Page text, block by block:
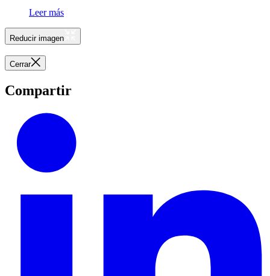
Leer más
Reducir imagen
Cerrar
Compartir